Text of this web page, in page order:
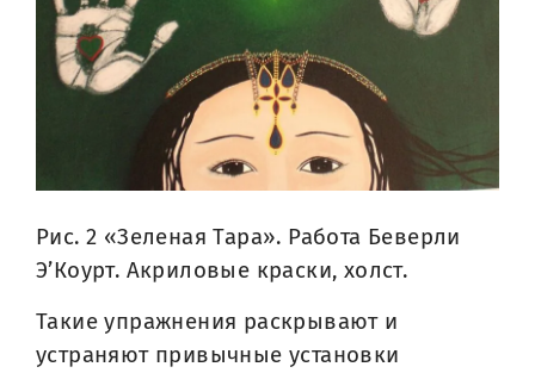
Рис. 2 «Зеленая Тара». Работа Беверли
Э’Коурт. Акриловые краски, холст.
Такие упражнения раскрывают и
устраняют привычные установки